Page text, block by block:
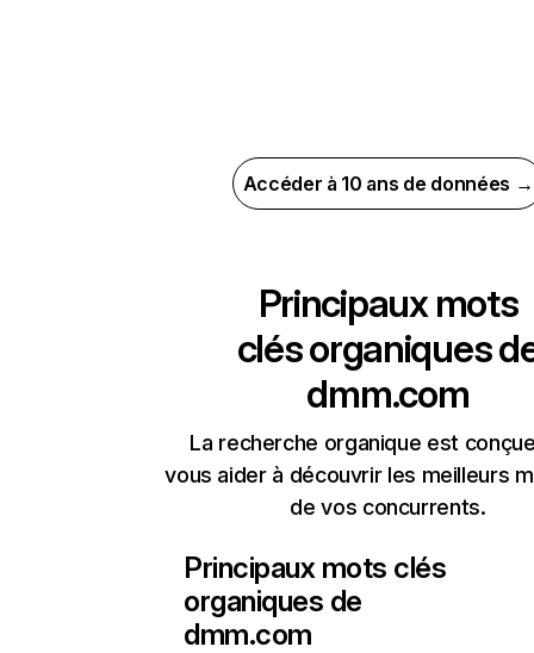
Accéder à 10 ans de données →
Principaux mots
clés organiques
dmm.com
La recherche organique est
vous aider à découvrir les meilleurs
de vos concurrents.
Principaux mots clés
organiques de
dmm.com